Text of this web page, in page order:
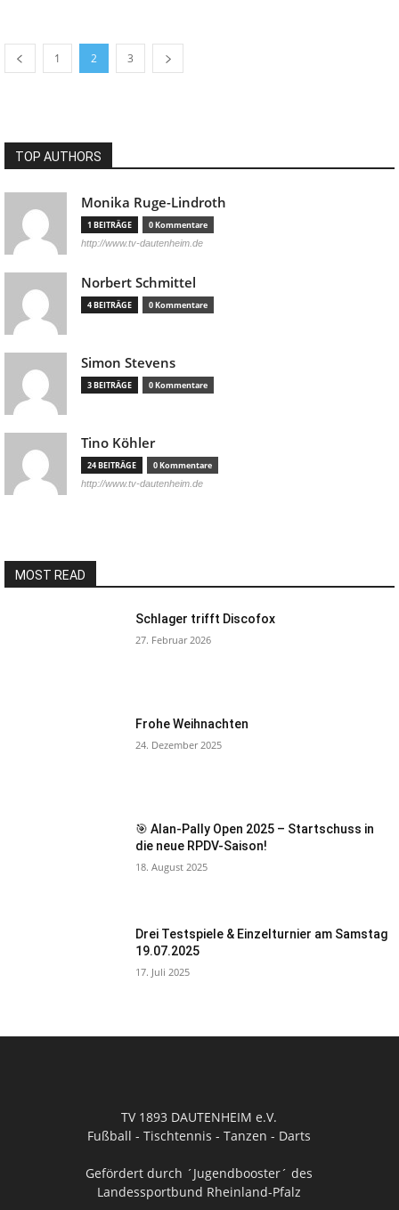
1 2 3
TOP AUTHORS
Monika Ruge-Lindroth
1 BEITRÄGE 0 Kommentare
http://www.tv-dautenheim.de
Norbert Schmittel
4 BEITRÄGE 0 Kommentare
Simon Stevens
3 BEITRÄGE 0 Kommentare
Tino Köhler
24 BEITRÄGE 0 Kommentare
http://www.tv-dautenheim.de
MOST READ
Schlager trifft Discofox
27. Februar 2026
Frohe Weihnachten
24. Dezember 2025
🎯 Alan-Pally Open 2025 – Startschuss in
die neue RPDV-Saison!
18. August 2025
Drei Testspiele & Einzelturnier am Samstag
19.07.2025
17. Juli 2025
TV 1893 DAUTENHEIM e.V.
Fußball - Tischtennis - Tanzen - Darts
Gefördert durch ´Jugendbooster´ des
Landessportbund Rheinland-Pfalz